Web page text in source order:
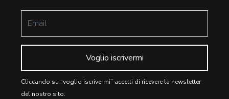
Voglio iscrivermi
Cliccando su “voglio iscrivermi” accetti di ricevere la newsletter
del nostro sito.